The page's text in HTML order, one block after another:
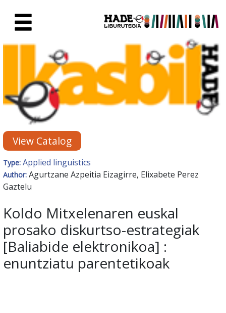
New Books Card - Liburutegia
View Catalog
Type: Applied linguistics
Author: Agurtzane Azpeitia Eizagirre, Elixabete Perez
Gaztelu
Koldo Mitxelenaren euskal
prosako diskurtso-estrategiak
[Baliabide elektronikoa] :
enuntziatu parentetikoak